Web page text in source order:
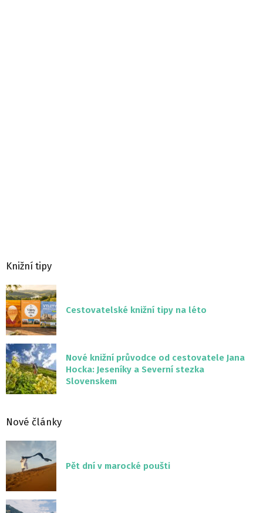
Knižní tipy
Cestovatelské knižní tipy na léto
Nové knižní průvodce od cestovatele Jana
Hocka: Jeseníky a Severní stezka
Slovenskem
Nové články
Pět dní v marocké poušti